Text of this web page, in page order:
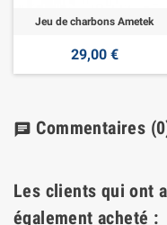
Jeu de charbons Ametek
29,00 €
chat Commentaires
Les clients qui ont
également acheté :